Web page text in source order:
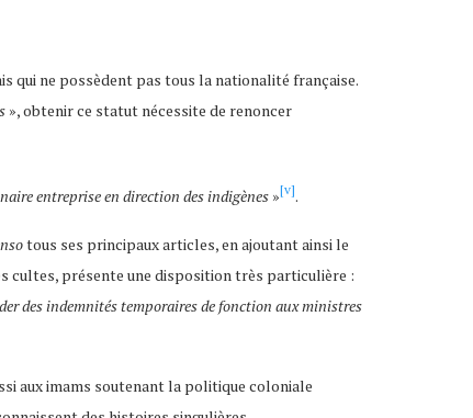
qui ne possèdent pas tous la nationalité française.
», obtenir ce statut nécessite de renoncer
entreprise en direction des indigènes »[v].
tous ses principaux articles, en ajoutant ainsi le
cultes, présente une disposition très particulière :
des indemnités temporaires de fonction aux ministres
aux imams soutenant la politique coloniale